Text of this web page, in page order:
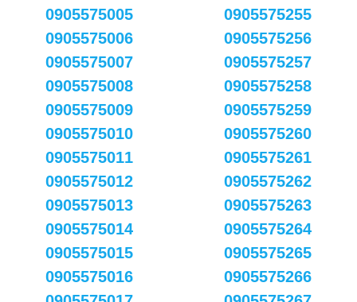
0905575005
0905575006
0905575007
0905575008
0905575009
0905575010
0905575011
0905575012
0905575013
0905575014
0905575015
0905575016
0905575255
0905575256
0905575257
0905575258
0905575259
0905575260
0905575261
0905575262
0905575263
0905575264
0905575265
0905575266